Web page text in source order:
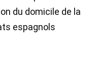
du domicile de la
espagnols